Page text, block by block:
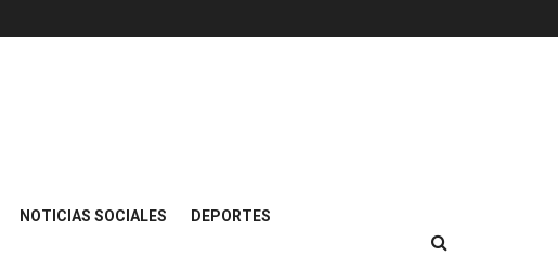
NOTICIAS SOCIALES DEPORTES